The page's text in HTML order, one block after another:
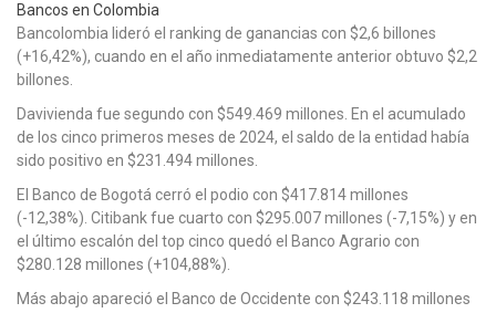
Bancos en Colombia
Bancolombia lideró el ranking de ganancias con $2,6 billones
(+16,42%), cuando en el año inmediatamente anterior obtuvo $2,2
billones.
Davivienda fue segundo con $549.469 millones. En el acumulado
de los cinco primeros meses de 2024, el saldo de la entidad había
sido positivo en $231.494 millones.
El Banco de Bogotá cerró el podio con $417.814 millones
(-12,38%). Citibank fue cuarto con $295.007 millones (-7,15%) y en
el último escalón del top cinco quedó el Banco Agrario con
$280.128 millones (+104,88%).
Más abajo apareció el Banco de Occidente con $243.118 millones